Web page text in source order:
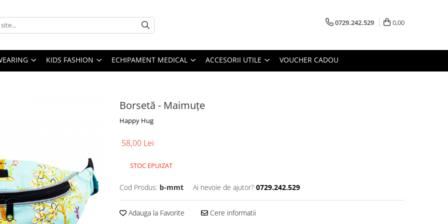
0729.242.529 0,00
KIDS FASHION ECHIPAMENT MEDICAL ACCESORII UTILE VOUCHER CADOU
Borsetă - Maimuțe
Happy Hug
58,00 Lei
STOC EPUIZAT
Cod Produs: b-mmt Ai nevoie de ajutor? 0729.242.529
Adauga la Favorite Cere informatii